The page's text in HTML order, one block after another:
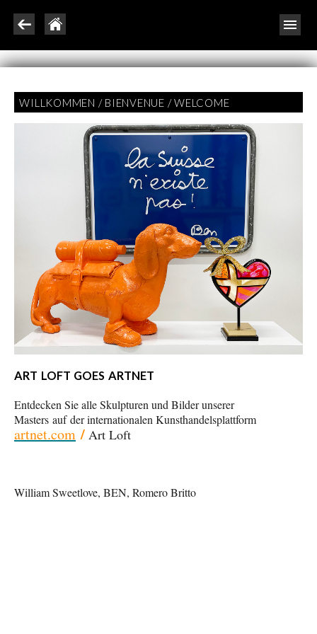
WILLKOMMEN / BIENVENUE / WELCOME
ART LOFT GOES ARTNET
Entdecken Sie alle Skulpturen und Bilder unserer
Masters auf der internationalen Kunsthandelsplattform
artnet.com / Art Loft
William Sweetlove, BEN, Romero Britto